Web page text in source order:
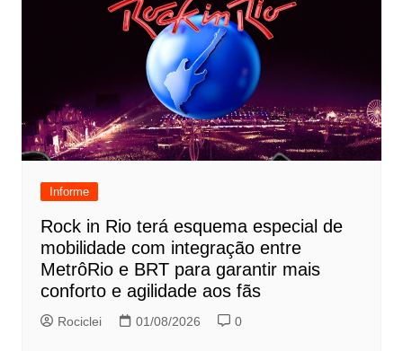
Informe
Rock in Rio terá esquema especial de
mobilidade com integração entre
MetrôRio e BRT para garantir mais
conforto e agilidade aos fãs
Rociclei 01/08/2026 0